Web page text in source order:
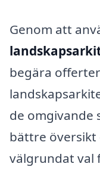
Genom att
begära
de omgivande
bättre
välgrundat val